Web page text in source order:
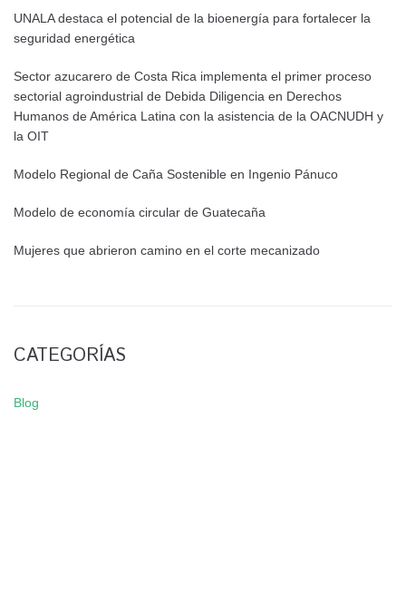
UNALA destaca el potencial de la bioenergía para fortalecer la
seguridad energética
Sector azucarero de Costa Rica implementa el primer proceso
sectorial agroindustrial de Debida Diligencia en Derechos
Humanos de América Latina con la asistencia de la OACNUDH y
la OIT
Modelo Regional de Caña Sostenible en Ingenio Pánuco
Modelo de economía circular de Guatecaña
Mujeres que abrieron camino en el corte mecanizado
CATEGORÍAS
Blog